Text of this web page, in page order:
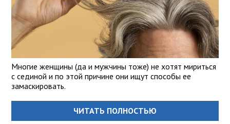
Многие женщины (да и мужчины тоже) не хотят мириться
с сединой и по этой причине они ищут способы ее
замаскировать.
ЧИТАТЬ ПОЛНОСТЬЮ